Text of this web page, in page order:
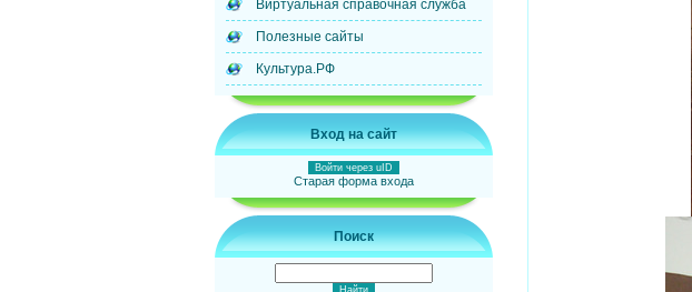
Виртуальная справочная служба
Полезные сайты
Культура.РФ
Вход на сайт
Войти через uID
Старая форма входа
Поиск